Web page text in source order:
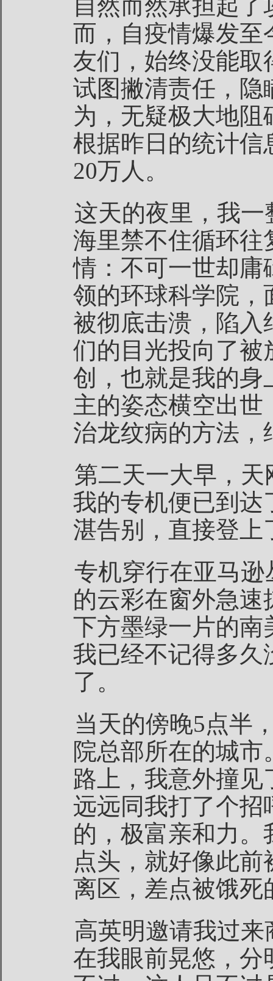
自然而然承担起
而，自疫情爆发至
友们，始终没能取
试图撇清责任，隐
为，无疑极大地
根据昨日的统计信
20万人。
这天的夜里，我
海里禁不住循环往
情：不可一世却庸
领的环球科学院，
被彻底击溃，陷入
们的目光投向了被
创，也就是我的身
主的姿态横空出
治龙纹病的方法，
第二天一大早，
我的专机便已到达
湛告别，直接登上
专机穿行在亚马
的云彩在窗外急
下方墨绿一片的南
我已经不记得多久
了。
当天的傍晚5点半
院总部所在的城
路上，我意外撞
远远同我打了个招
的，极富亲和力
点头，就好像此
离区，差点被饿死
高英明邀请我过
在我眼前晃悠，分